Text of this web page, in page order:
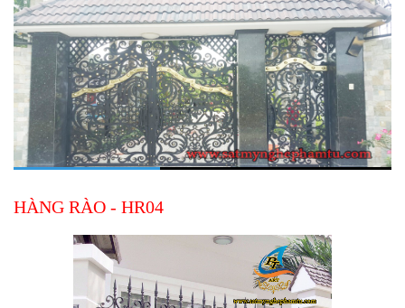
HÀNG RÀO - HR04